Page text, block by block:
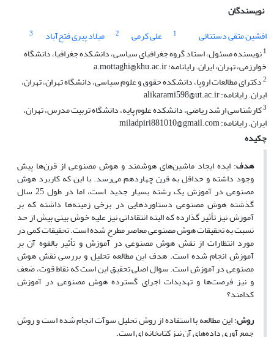
نویسندگان
افشین متقی دستنائی
1 علی کرمی 2 میلاد پیری فتح‌آباد
3
1نویسنده مسئول، استاد گروه جغرافیای سیاسی، دانشکده جغرافیا، دانشگاه
خوارزمی، تهران، ایران. رایانامه: a.mottaghi@khu.ac.ir
2دکترای مطالعات اروپا، دانشکده حقوق و علوم سیاسی، دانشگاه تهران، تهران،
ایران. رایانامه: alikarami598@ut.ac.ir
3کارشناسی ارشد ریاضی، دانشکده علوم پایه، دانشگاه تربیت مدرس، تهران،
ایران. رایانامه: miladpiri881010@gmail.com
چکیده
هدف: ایده ایجاد ماشین‌های هوشمند و هوش مصنوعی از قرن‌ها پیش
وجود داشته و حداقل به قرن چهاردهم می‌رسد. با این که کاربرد هوش
مصنوعی در آموزش یک رشته بسیار جدید است، اما در طول 25 سال
گذشته هوش مصنوعی دستاوردهایی در برخی زمینه‌ها داشته که بر
آموزش نیز تأثیر گذارده که البته انتقاداتی نیز علیه خوش بینی بیش از حد
نسبت به تحقیقات هوش مصنوعی معاصر مطرح شده است. تحقیقات کمی در
مورد انتظارات از نقش هوش مصنوعی در آموزش و تأثیر بالقوه آن بر
آموزش انجام شده است. هدف این مطالعه تحلیل و بررسی نقش هوش
مصنوعی در آموزش است. سوال اصلی تحقیق این است که نقاط قوت، ضعف
و نیز فرصت‌ها و تهدیدات اجرای گسترده هوش مصنوعی در آموزش
کدامند؟
روش: این مطالعه با استفاده از روش تحلیل سوآت انجام شده است و روش
جمع آوری داده‌های آن نیز کتابخانه ای است.